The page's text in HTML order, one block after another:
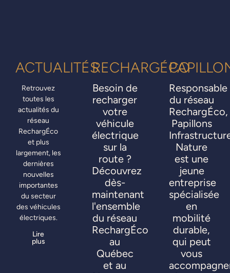
ACTUALITÉS
Retrouvez
toutes les
actualités du
réseau
RechargÉco
et plus
largement, les
dernières
nouvelles
importantes
du secteur
des véhicules
électriques.
Lire
plus
RECHARGÉCO
Besoin de
recharger
votre
véhicule
électrique
sur la
route ?
Découvrez
dès-
maintenant
l'ensemble
du réseau
RechargÉco
au
Québec
et au
Responsable
du réseau
RechargÉco,
Papillons
Nature
est une
jeune
entreprise
spécialisée
en
mobilité
durable,
qui peut
vous